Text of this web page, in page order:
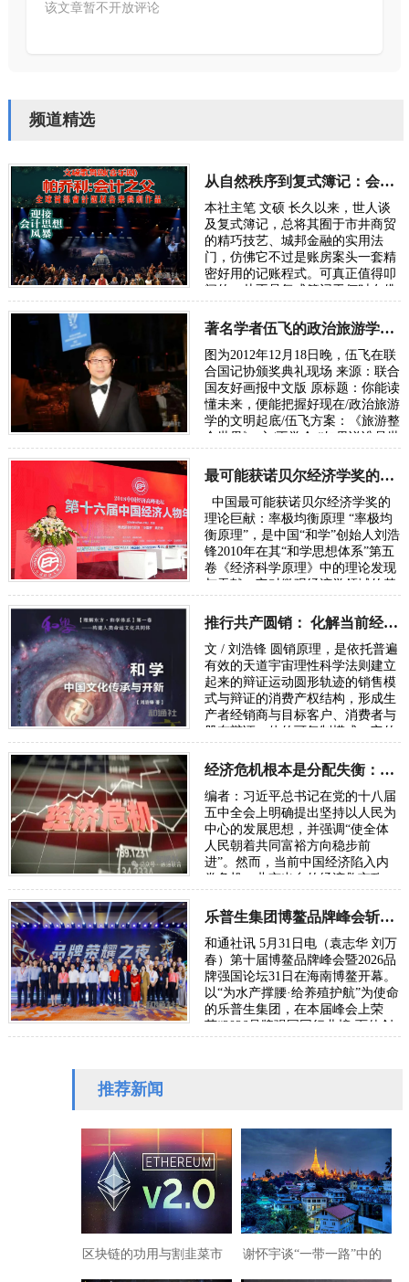
该文章暂不开放评论
频道精选
从自然秩序到复式簿记：会计制度的诞生逻辑
本社主笔 文硕 长久以来，世人谈
及复式簿记，总将其囿于市井商贸
的精巧技艺、城邦金融的实用法
门，仿佛它不过是账房案头一套精
密好用的记账程式。可真正值得叩
问的，从不是复式簿记于何时在佛
熟，而是人类…
著名学者伍飞的政治旅游学方案：《旅游整合世界》
图为2012年12月18日晚，伍飞在联
合国记协颁奖典礼现场 来源：联合
国友好画报中文版 原标题：你能读
懂未来，便能把握好现在/政治旅游
学的文明起底/伍飞方案：《旅游整
合世界》 文/王学会 “如果说谁是世
人…
最可能获诺贝尔经济学奖的理论巨献：率极均衡原理
中国最可能获诺贝尔经济学奖的
理论巨献：率极均衡原理 “率极均
衡原理”，是中国“和学”创始人刘浩
锋2010年在其“和学思想体系”第五
卷《经济科学原理》中的理论发现
与贡献。它对微观经济学领域的基
被…
推行共产圆销： 化解当前经济内卷危机走向共同富裕的必由之路
文 / 刘浩锋 圆销原理，是依托普遍
有效的天道宇宙理性科学法则建立
起来的辩证运动圆形轨迹的销售模
式与辩证的消费产权结构，形成生
产者经销商与目标客户、消费者与
股东辩证一体的可复制模式。它的
概述 …
经济危机根本是分配失衡：要警惕分化导致系统崩溃中断民族复兴征程
编者：习近平总书记在党的十八届
五中全会上明确提出坚持以人民为
中心的发展思想，并强调“使全体
人民朝着共同富裕方向稳步前
进”。然而，当前中国经济陷入内
卷危机，北京出台的经济救市政
大企业等，它们不…
乐普生集团博鳌品牌峰会斩获双项大奖
和通社讯 5月31日电（袁志华 刘万
春）第十届博鳌品牌峰会暨2026品
牌强国论坛31日在海南博鳌开幕。
以“为水产撑腰·给养殖护航”为使命
的乐普生集团，在本届峰会上荣
获“2026品牌强国同行业榜·百佳创
推荐新闻
区块链的功用与割韭菜市 谢怀宇谈“一带一路”中的